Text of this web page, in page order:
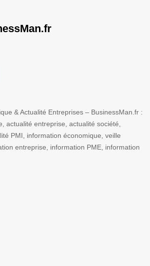
& Actualité Entreprises – BusinessMan.fr :
actualité entreprise, actualité société,
PMI, information économique, veille
entreprise, information PME, information